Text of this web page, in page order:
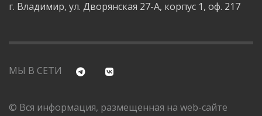
г. Владимир, ул. Дворянская 27-А, корпус 1, оф. 217
МЫ В СЕТИ
© Вся информация, размещенная на web-сайте